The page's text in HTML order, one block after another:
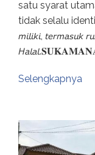
satu syarat
tidak selalu
𝘮𝘪𝘭𝘪𝘬𝘪, 𝘵𝘦𝘳𝘮𝘢𝘴𝘶𝘬
Selengkapnya